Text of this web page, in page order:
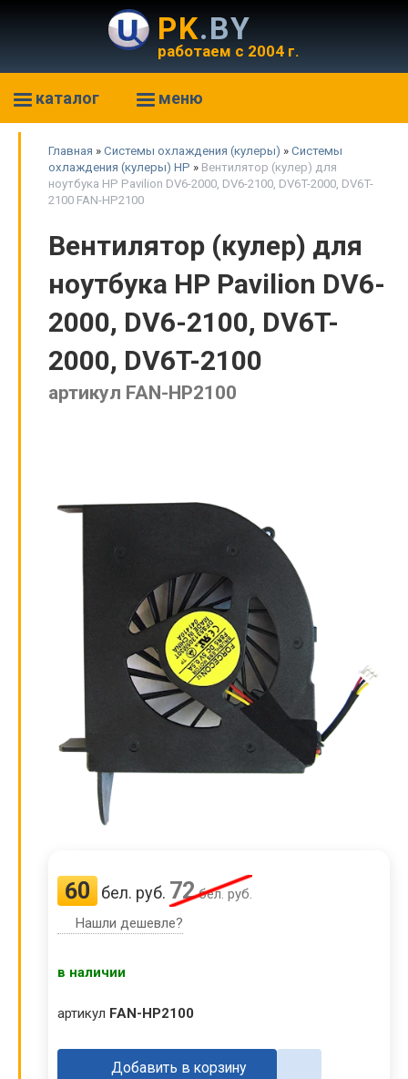
PK.BY
работаем с 2004 г.
каталог меню
Главная » Системы охлаждения (кулеры) » Системы
охлаждения (кулеры) HP » Вентилятор (кулер) для
ноутбука HP Pavilion DV6-2000, DV6-2100, DV6T-2000, DV6T-
2100 FAN-HP2100
Вентилятор (кулер) для
ноутбука HP Pavilion DV6-
2000, DV6-2100, DV6T-
2000, DV6T-2100
артикул FAN-HP2100
60 бел. руб. 72бел. руб.
Нашли дешевле?
в наличии
артикул FAN-HP2100
Добавить в корзину